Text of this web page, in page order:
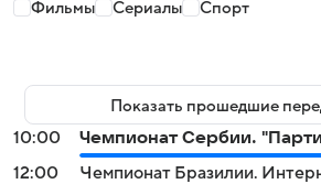
Фильмы Сериалы Спорт
Показать прошедшие
10:00
Чемпионат Сербии.
12:00
Чемпионат Бразилии.